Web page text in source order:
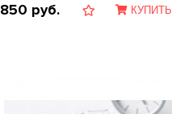
850 руб. КУПИТЬ